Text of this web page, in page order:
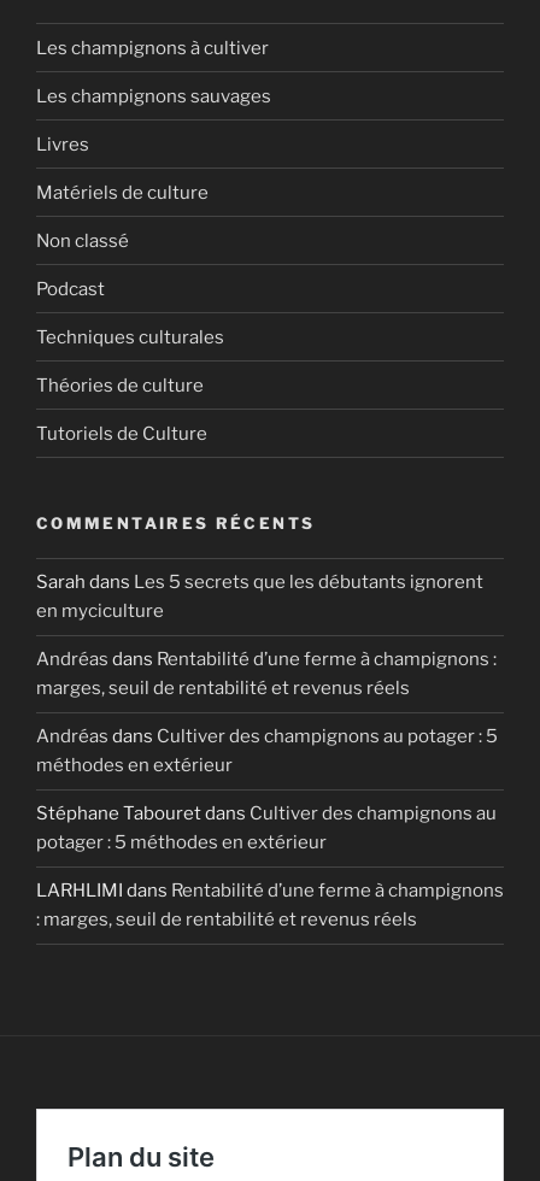
Les champignons à cultiver
Les champignons sauvages
Livres
Matériels de culture
Non classé
Podcast
Techniques culturales
Théories de culture
Tutoriels de Culture
COMMENTAIRES RÉCENTS
Sarah dans Les 5 secrets que les débutants ignorent
en myciculture
Andréas dans Rentabilité d’une ferme à champignons :
marges, seuil de rentabilité et revenus réels
Andréas dans Cultiver des champignons au potager : 5
méthodes en extérieur
Stéphane Tabouretdans Cultiver des champignons au
potager : 5 méthodes en extérieur
LARHLIMI dans Rentabilité d’une ferme à champignons
: marges, seuil de rentabilité et revenus réels